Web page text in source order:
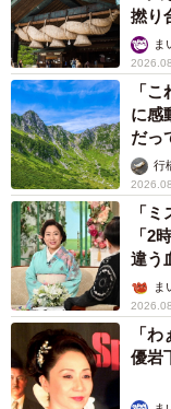
撚り
ま
「
に感
だっ
行
「
「2
違う
屋】ま
「
優岩